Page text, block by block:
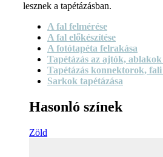
lesznek a tapétázásban.
A fal felmérése
A fal előkészítése
A fotótapéta felrakása
Tapétázás az ajtók,
Tapétázás konnektorok,
Sarkok tapétázása
Hasonló színek
Zöld